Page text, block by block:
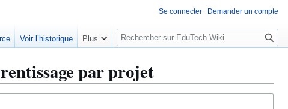
par projet
Se connecter Demander un compte
Voir l’historique Plus
R
e
h
e